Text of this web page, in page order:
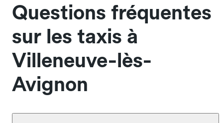
Questions fréquentes
sur les taxis à
Villeneuve-lès-
Avignon